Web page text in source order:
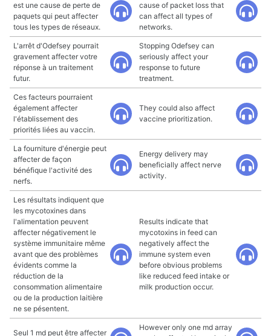
est une cause de perte de
paquets qui peut affecter
tous les types de réseaux.
cause of packet loss that
can affect all types of
networks.
L'arrêt d'Odefsey pourrait
gravement affecter votre
réponse à un traitement
futur.
Stopping Odefsey can
seriously affect your
response to future
treatment.
Ces facteurs pourraient
également affecter
l'établissement des
priorités liées au vaccin.
They could also affect
vaccine prioritization.
La fourniture d'énergie peut
affecter de façon
bénéfique l'activité des
nerfs.
Energy delivery may
beneficially affect nerve
activity.
Les résultats indiquent que
les mycotoxines dans
l'alimentation peuvent
affecter négativement le
système immunitaire même
avant que des problèmes
évidents comme la
réduction de la
consommation alimentaire
ou de la production laitière
ne se pésentent.
Results indicate that
mycotoxins in feed can
negatively affect the
immune system even
before obvious problems
like reduced feed intake or
milk production occur.
Seul 1 md peut être affecter
However only one md array